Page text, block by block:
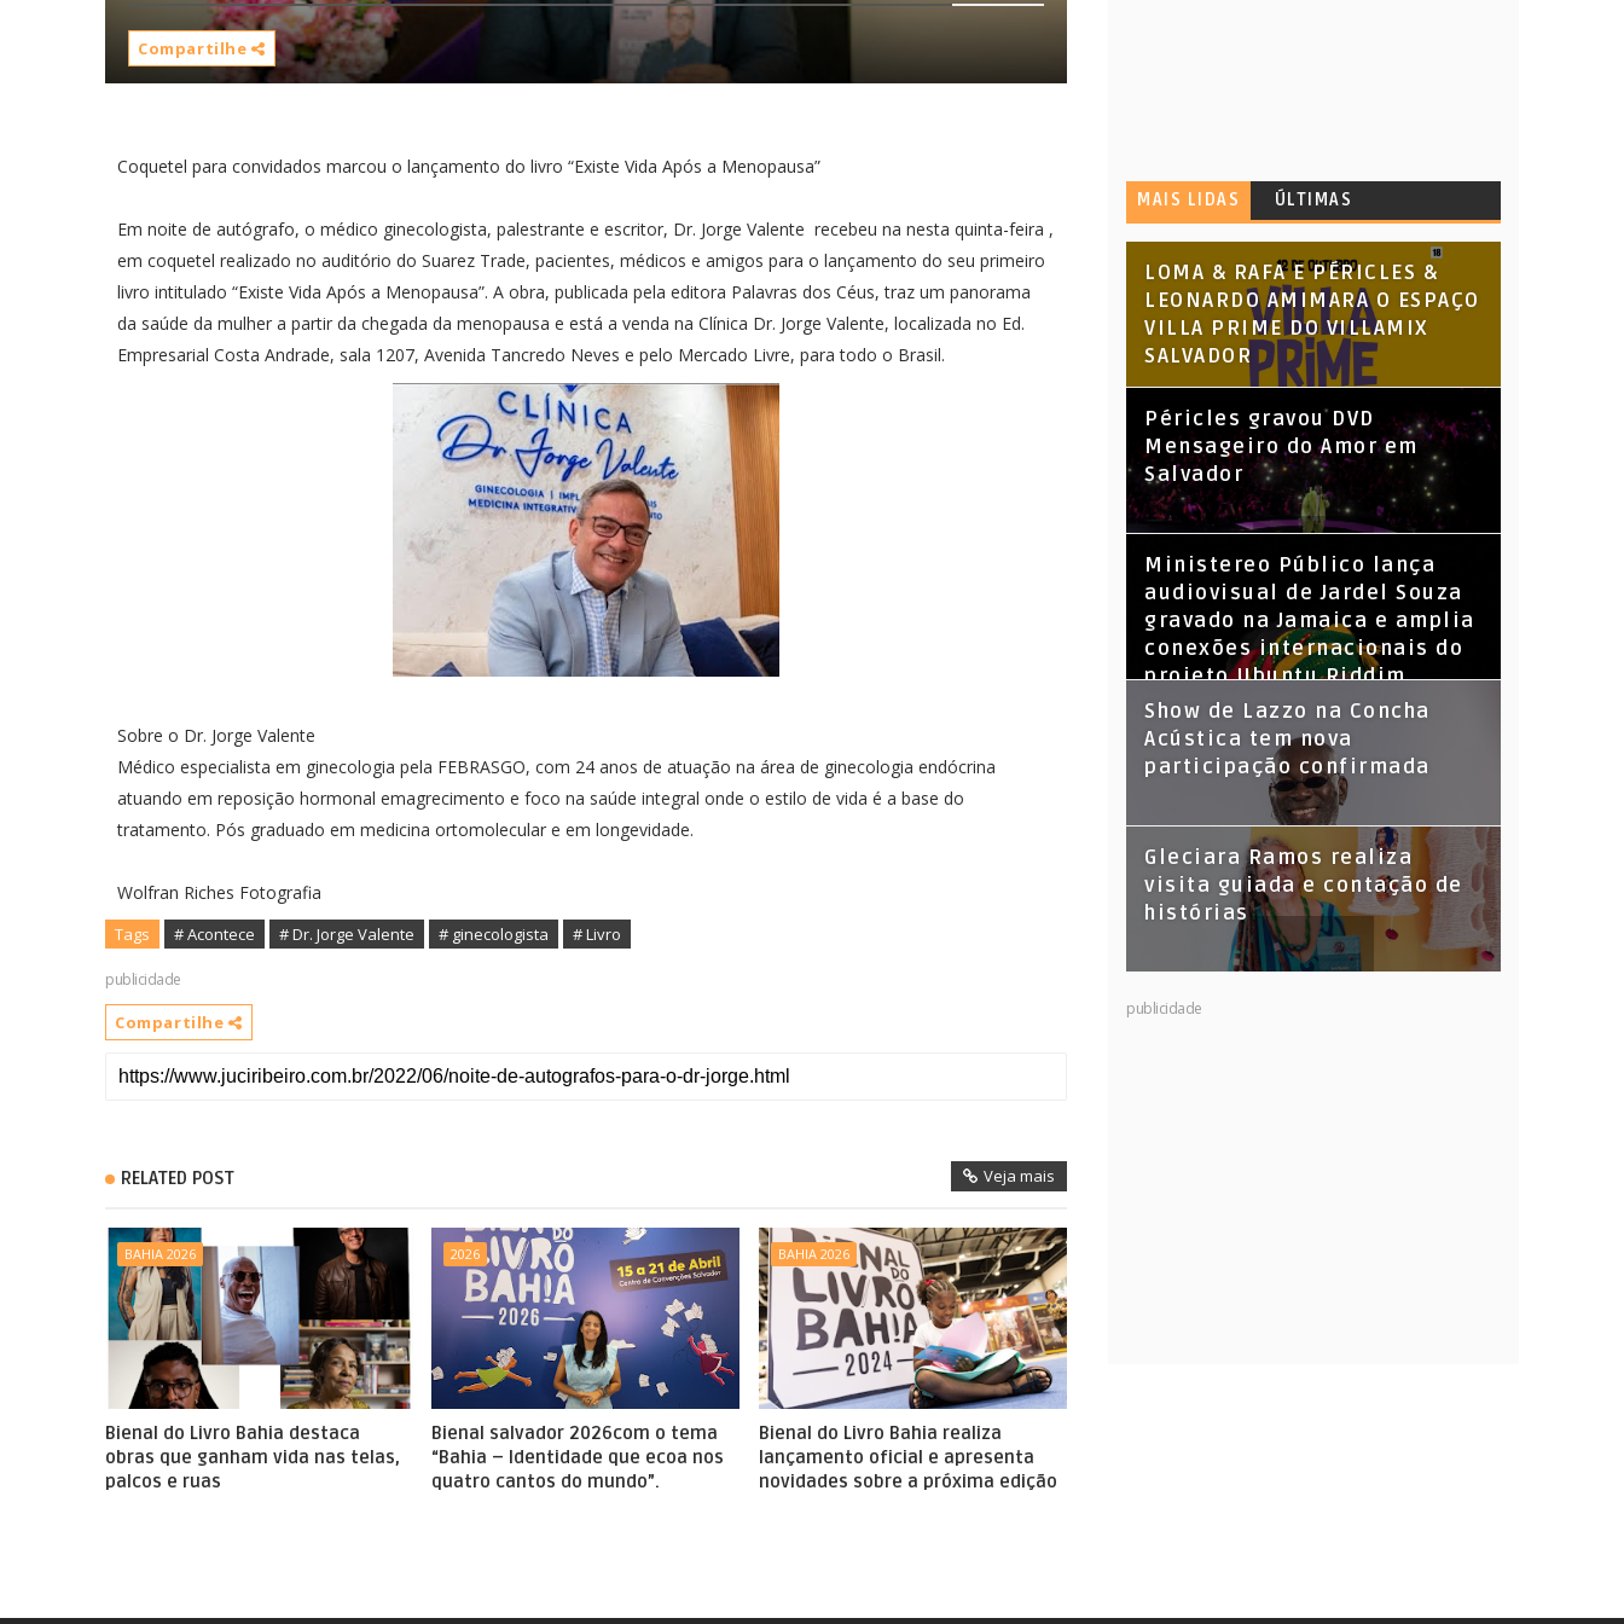
Compartilhe
Coquetel para convidados marcou o lançamento do livro “Existe Vida Após a Menopausa”
Em noite de autógrafo, o médico ginecologista, palestrante e escritor, Dr. Jorge Valente recebeu na nesta quinta-feira ,
em coquetel realizado no auditório do Suarez Trade, pacientes, médicos e amigos para o lançamento do seu primeiro
livro intitulado “Existe Vida Após a Menopausa”. A obra, publicada pela editora Palavras dos Céus, traz um panorama
da saúde da mulher a partir da chegada da menopausa e está a venda na Clínica Dr. Jorge Valente, localizada no Ed.
Empresarial Costa Andrade, sala 1207, Avenida Tancredo Neves e pelo Mercado Livre, para todo o Brasil.
Sobre o Dr. Jorge Valente
Médico especialista em ginecologia pela FEBRASGO, com 24 anos de atuação na área de ginecologia endócrina
atuando em reposição hormonal emagrecimento e foco na saúde integral onde o estilo de vida é a base do
tratamento. Pós graduado em medicina ortomolecular e em longevidade.
Wolfran Riches Fotografia
Tags # Acontece # Dr. Jorge Valente # ginecologista # Livro
publicidade
Compartilhe
RELATED POST Veja mais
BAHIA 2026
Bienal do Livro Bahia destaca
obras que ganham vida nas telas,
palcos e ruas
2026
Bienal salvador 2026com o tema
“Bahia – Identidade que ecoa nos
quatro cantos do mundo”.
BAHIA 2026
Bienal do Livro Bahia realiza
lançamento oficial e apresenta
novidades sobre a próxima edição
MAIS LIDAS ÚLTIMAS
LOMA & RAFA E PÉRICLES &
LEONARDO AMIMARA O ESPAÇO
VILLA PRIME DO VILLAMIX
SALVADOR
Péricles gravou DVD
Mensageiro do Amor em
Salvador
​Ministereo Público lança
audiovisual de Jardel Souza
gravado na Jamaica e amplia
conexões internacionais do
projeto Ubuntu Riddim
Show de Lazzo na Concha
Acústica tem nova
participação confirmada
Gleciara Ramos realiza
visita guiada e contação de
histórias
publicidade